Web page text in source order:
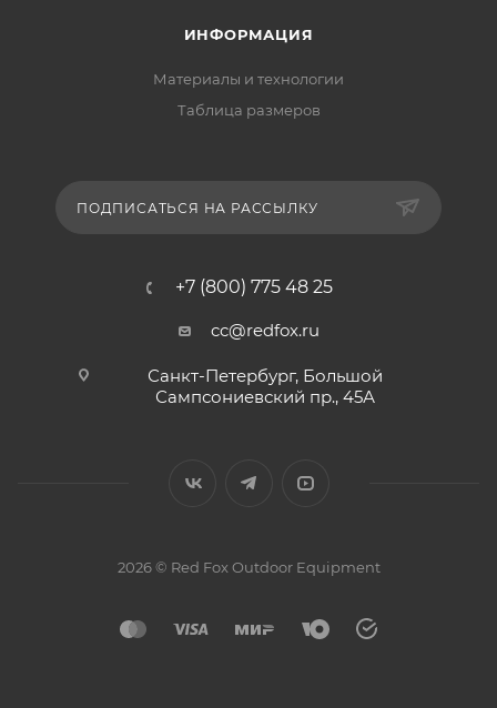
ИНФОРМАЦИЯ
Материалы и технологии
Таблица размеров
ПОДПИСАТЬСЯ НА РАССЫЛКУ
+7 (800) 775 48 25
cc@redfox.ru
Санкт-Петербург, Большой
Сампсониевский пр., 45А
2026 © Red Fox Outdoor Equipment